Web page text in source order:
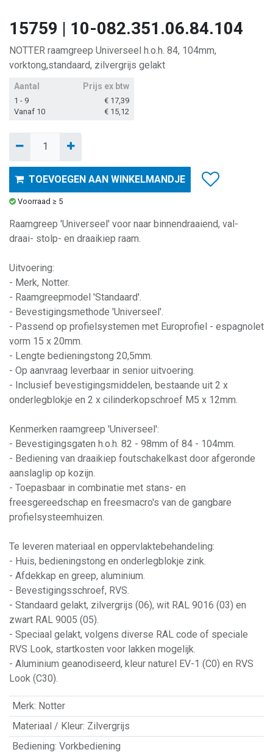
15759 | 10-082.351.06.84.104
NOTTER raamgreep Universeel h.o.h. 84, 104mm,
vorktong,standaard, zilvergrijs gelakt
Aantal Prijs ex btw
1 - 9 € 17,39
Vanaf 10
€ 15,12
TOEVOEGEN AAN WINKELMANDJE
Voorraad ≥ 5
Raamgreep 'Universeel' voor naar binnendraaiend, val-
draai- stolp- en draaikiep raam.
Uitvoering:
- Merk, Notter.
- Raamgreepmodel 'Standaard'.
- Bevestigingsmethode 'Universeel'.
- Passend op profielsystemen met Europrofiel - espagnolet
vorm 15 x 20mm.
- Lengte bedieningstong 20,5mm.
- Op aanvraag leverbaar in senior uitvoering.
- Inclusief bevestigingsmiddelen, bestaande uit 2 x
onderlegblokje en 2 x cilinderkopschroef M5 x 12mm.
Kenmerken raamgreep 'Universeel':
- Bevestigingsgaten h.o.h. 82 - 98mm of 84 - 104mm.
- Bediening van draaikiep foutschakelkast door afgeronde
aanslaglip op kozijn.
- Toepasbaar in combinatie met stans- en
freesgereedschap en freesmacro's van de gangbare
profielsysteemhuizen.
Te leveren materiaal en oppervlaktebehandeling:
- Huis, bedieningstong en onderlegblokje zink.
- Afdekkap en greep, aluminium.
- Bevestigingsschroef, RVS.
- Standaard gelakt, zilvergrijs (06), wit RAL 9016 (03) en
zwart RAL 9005 (05).
- Speciaal gelakt, volgens diverse RAL code of speciale
RVS Look, startkosten voor lakken mogelijk.
- Aluminium geanodiseerd, kleur naturel EV-1 (C0) en RVS
Look (C30).
Merk: Notter
Materiaal / Kleur: Zilvergrijs
Bediening: Vorkbediening